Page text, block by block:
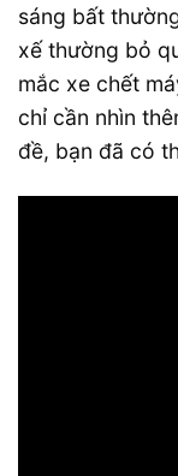
sáng bất
xế thường bỏ
mắc xe chết
chỉ cần nhìn
đề, bạn đã có